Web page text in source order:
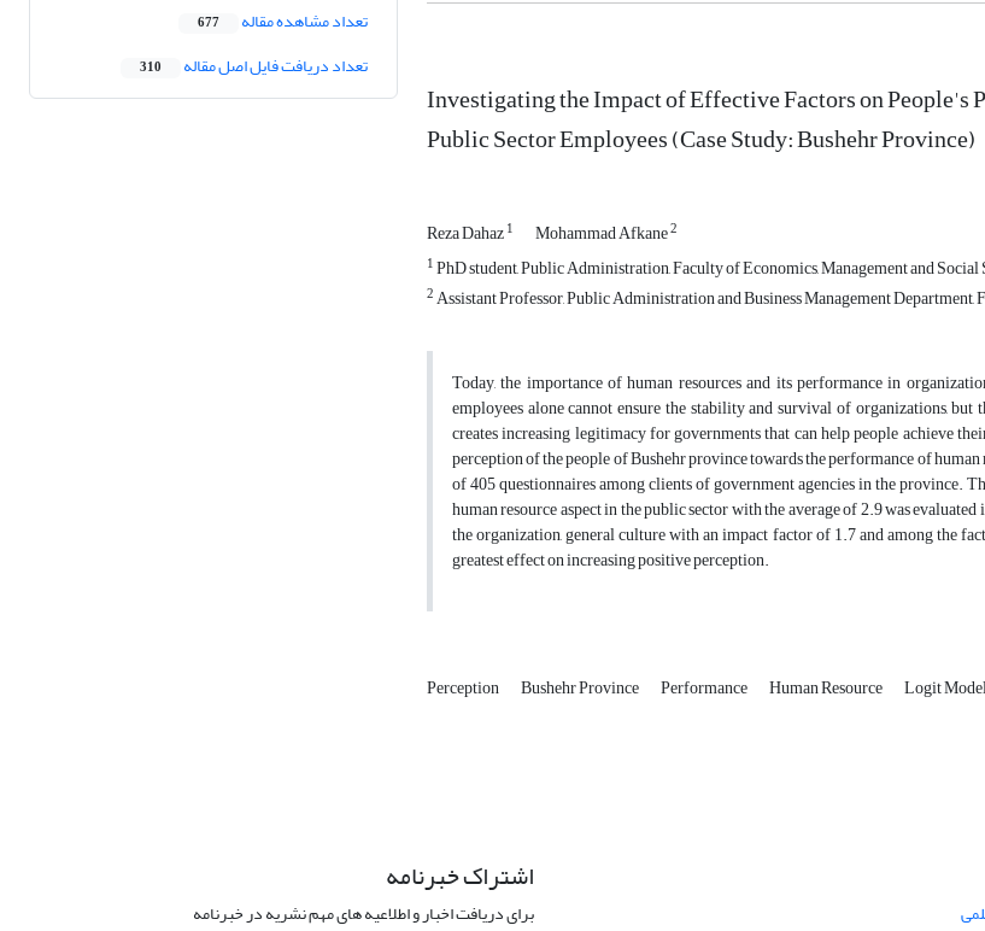
Investigating the Impact of Effective Factors on People's
Public Sector Employees (Case Study: Bushehr Province)
Reza Dahaz1 Mohammad Afkane2
1PhD student, Public Administration, Faculty of Economics, Management and
2Assistant Professor, Public Administration and Business Management
Today, the importance of human resources and its performance in
employees alone cannot ensure the stability and survival of organizations,
creates increasing legitimacy for governments that can help people achieve
perception of the people of Bushehr province towards the performance of
of 405 questionnaires among clients of government agencies in the province.
human resource aspect in the public sector with the average of 2.9 was
the organization, general culture with an impact factor of 1.7 and among the
greatest effect on increasing positive perception.
Perception Bushehr Province Performance Human Resource Logit
تعداد مشاهده مقاله 677
تعداد دریافت فایل اصل مقاله 310
اشتراک خبرنامه
برای دریافت اخبار و اطلاعیه های مهم نشریه در خبرنامه